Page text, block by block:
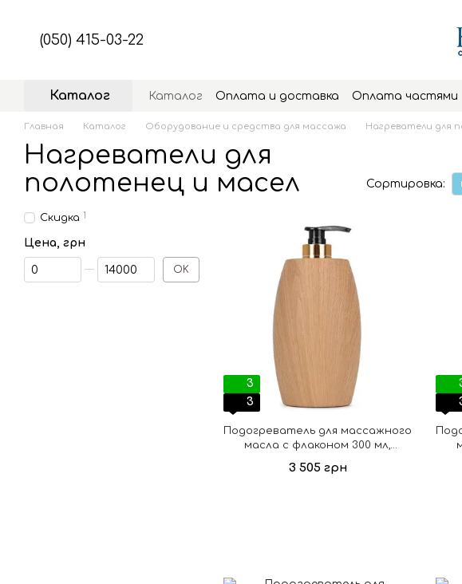
(050) 415-03-22
Каталог Каталог Оплата и доставка Оплата частями
Главная Каталог Оборудование и средства для массажа Нагреватели для
Нагреватели для
полотенец и масел
Сортировка:
3
3
Подогреватель для массажного
масла с флаконом 300 мл,
3 505 грн
Скидка 1
Цена, грн
От Цена, грн
До Цена, грн
OK